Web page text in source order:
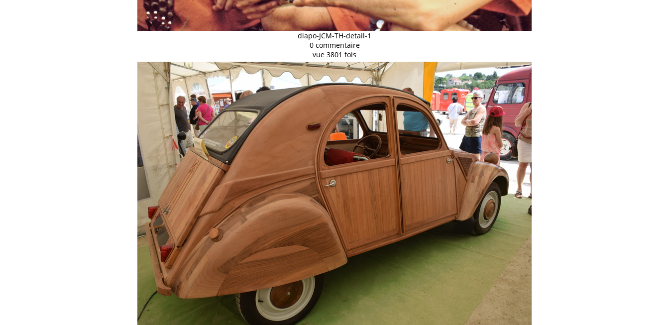
diapo-JCM-TH-detail-1
0 commentaire
vue 3801 fois